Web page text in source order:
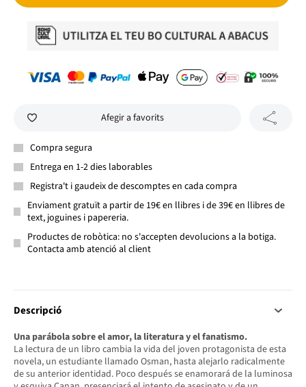
Afegir a favorits
Compra segura
Entrega en 1-2 dies laborables
Registra't i gaudeix de descomptes en cada compra
Enviament gratuït a partir de 19€ en llibres i de 39€ en llibres de
text, joguines i papereria.
Productes de robòtica: no s'accepten devolucions a la botiga.
Contacta amb atenció al client
Descripció
Una parábola sobre el amor, la literatura y el fanatismo.
La lectura de un libro cambia la vida del joven protagonista de esta
novela, un estudiante llamado Osman, hasta alejarlo radicalmente
de su anterior identidad. Poco después se enamorará de la luminosa